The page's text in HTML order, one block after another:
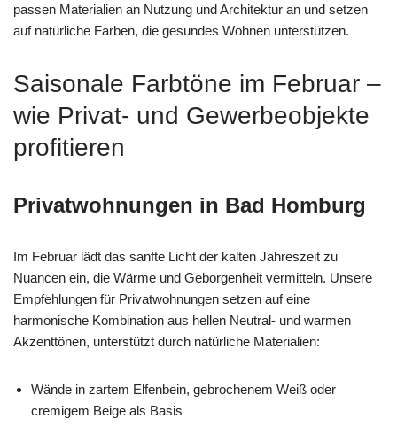
passen Materialien an Nutzung und Architektur an und setzen
auf natürliche Farben, die gesundes Wohnen unterstützen.
Saisonale Farbtöne im Februar –
wie Privat- und Gewerbeobjekte
profitieren
Privatwohnungen in Bad Homburg
Im Februar lädt das sanfte Licht der kalten Jahreszeit zu
Nuancen ein, die Wärme und Geborgenheit vermitteln. Unsere
Empfehlungen für Privatwohnungen setzen auf eine
harmonische Kombination aus hellen Neutral- und warmen
Akzenttönen, unterstützt durch natürliche Materialien:
Wände in zartem Elfenbein, gebrochenem Weiß oder
cremigem Beige als Basis